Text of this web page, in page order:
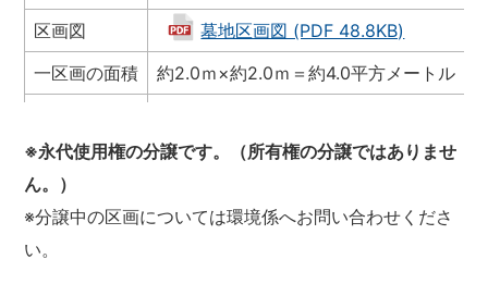
区画図
墓地区画図 (PDF 48.8KB)
一区画の面積
約2.0ｍ×約2.0ｍ＝約4.0平方メートル
管理料
年1,000円（※毎年4月徴収）
※永代使用権の分譲です。（所有権の分譲ではありませ
ん。）
※分譲中の区画については環境係へお問い合わせくださ
い。